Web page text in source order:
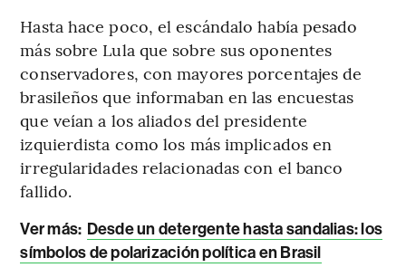
Hasta hace poco, el escándalo había pesado
más sobre Lula que sobre sus oponentes
conservadores, con mayores porcentajes de
brasileños que informaban en las encuestas
que veían a los aliados del presidente
izquierdista como los más implicados en
irregularidades relacionadas con el banco
fallido.
Ver más: Desde un detergente hasta sandalias: los
símbolos de polarización política en Brasil